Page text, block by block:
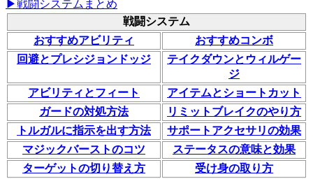
▶戦闘システムまとめ
戦闘システム
おすすめアビリティ
おすすめコンボ
回避とプレシジョンドッジ
テイクダウンとウィルゲー
ジ
アビリティとフィート
アイテムとショートカット
ガードの対処方法
リミットブレイクのやり方
トルガルに指示を出す方法
サポートアクセサリの効果
マジックバーストのコツ
ステータスの意味と効果
ターゲットの切り替え方
受け身の取り方